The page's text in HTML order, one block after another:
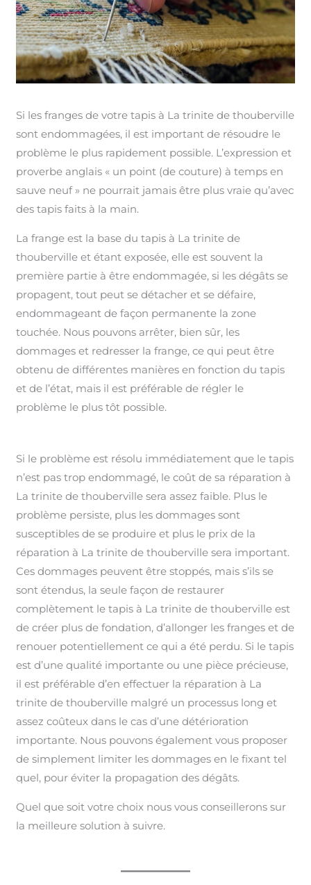
Si les franges de votre tapis à La trinite de thouberville
sont endommagées, il est important de résoudre le
problème le plus rapidement possible. L’expression et
proverbe anglais « un point (de couture) à temps en
sauve neuf » ne pourrait jamais être plus vraie qu’avec
des tapis faits à la main.
La frange est la base du tapis à La trinite de
thouberville et étant exposée, elle est souvent la
première partie à être endommagée, si les dégâts se
propagent, tout peut se détacher et se défaire,
endommageant de façon permanente la zone
touchée. Nous pouvons arrêter, bien sûr, les
dommages et redresser la frange, ce qui peut être
obtenu de différentes manières en fonction du tapis
et de l’état, mais il est préférable de régler le
problème le plus tôt possible.
Si le problème est résolu immédiatement que le tapis
n’est pas trop endommagé, le coût de sa réparation à
La trinite de thouberville sera assez faible. Plus le
problème persiste, plus les dommages sont
susceptibles de se produire et plus le prix de la
réparation à La trinite de thouberville sera important.
Ces dommages peuvent être stoppés, mais s’ils se
sont étendus, la seule façon de restaurer
complètement le tapis à La trinite de thouberville est
de créer plus de fondation, d’allonger les franges et de
renouer potentiellement ce qui a été perdu. Si le tapis
est d’une qualité importante ou une pièce précieuse,
il est préférable d’en effectuer la réparation à La
trinite de thouberville malgré un processus long et
assez coûteux dans le cas d’une détérioration
importante. Nous pouvons également vous proposer
de simplement limiter les dommages en le fixant tel
quel, pour éviter la propagation des dégâts.
Quel que soit votre choix nous vous conseillerons sur
la meilleure solution à suivre.